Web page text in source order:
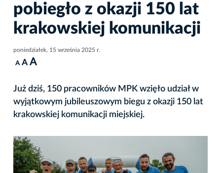
pobiegło z okazji 150 lat
krakowskiej komunikacji
poniedziałek, 15 września 2025 r.
A A A
Już dziś, 150 pracowników MPK wzięło udział w
wyjątkowym jubileuszowym biegu z okazji 150 lat
krakowskiej komunikacji miejskiej.